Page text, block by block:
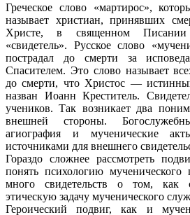
Греческое слово «мартирос»,
называет христиан, принявших
Христе, в священном Писании
«свидетель». Русское слово
пострадал до смерти за
Спасителем. Это слово называет
до смерти, что Христос —
назван Иоанн Креститель.
учеников. Так возникает два
внешней стороны.
агиография и мученические
источниками для внешнего
Гораздо сложнее рассмотреть
понять психологию
много свидетельств о том, как
этическую задачу мученического
Героический подвиг, как и